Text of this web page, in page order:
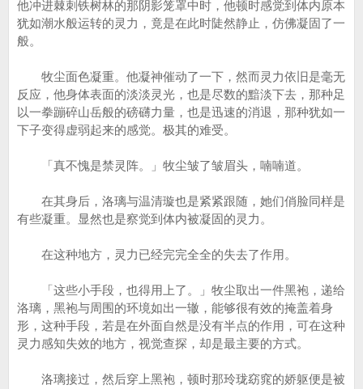
他冲进棘刺铁树林的那阴影笼罩中时，他顿时感觉到体内原本
犹如潮水般运转的灵力，竟是在此时陡然静止，仿佛凝固了一
般。
牧尘面色凝重。他凝神催动了一下，然而灵力依旧是毫无
反应，他身体表面的淡淡灵光，也是尽数的黯淡下去，那种足
以一拳蹦碎山岳般的磅礴力量，也是迅速的消退，那种犹如一
下子变得虚弱起来的感觉。极其的难受。
「真不愧是禁灵阵。」牧尘皱了皱眉头，喃喃道。
在其身后，洛璃与温清璇也是紧紧跟随，她们俏脸同样是
有些凝重。显然也是察觉到体内被凝固的灵力。
在这种地方，灵力已经完完全全的失去了作用。
「这些小手段，也得用上了。」牧尘取出一件黑袍，递给
洛璃，黑袍与周围的环境如出一辙，能够很有效的掩盖着身
形，这种手段，若是在外面自然是没有半点的作用，可在这种
灵力感知失效的地方，视觉查探，却是最主要的方式。
洛璃接过，然后穿上黑袍，顿时那玲珑窈窕的娇躯便是被